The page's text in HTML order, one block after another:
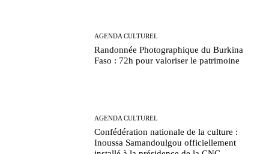
AGENDA CULTUREL
Randonnée Photographique du Burkina
Faso : 72h pour valoriser le patrimoine
AGENDA CULTUREL
Confédération nationale de la culture :
Inoussa Samandoulgou officiellement